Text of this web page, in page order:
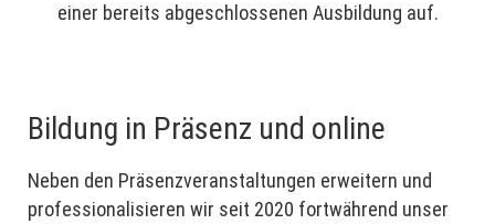
einer bereits abgeschlossenen Ausbildung auf.
Bildung in Präsenz und online
Neben den Präsenzveranstaltungen erweitern und
professionalisieren wir seit 2020 fortwährend unser